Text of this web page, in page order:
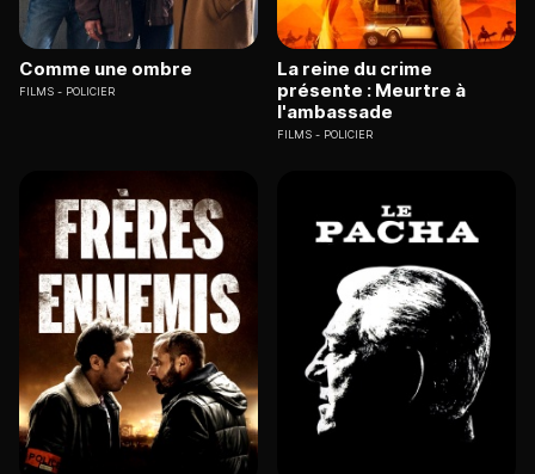
Comme une ombre
FILMS POLICIER
La reine du crime
présente : Meurtre à
l'ambassade
FILMS POLICIER